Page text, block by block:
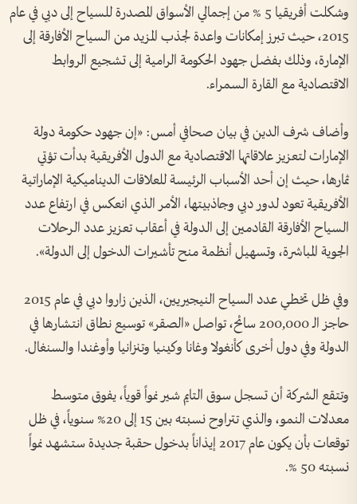
وشكلت أفريقيا 5 % من إجمالي الأسواق المصدرة للسياح إلى دبي في عام
2015، حيث تبرز إمكانات واعدة لجذب المزيد من السياح الأفارقة إلى
الإمارة، وذلك بفضل جهود الحكومة الرامية إلى تشجيع الروابط
الاقتصادية مع القارة السمراء.
وأضاف شرف الدين في بيان صحافي أمس: «إن جهود حكومة دولة
الإمارات لتعزيز علاقاتها الاقتصادية مع الدول الأفريقية بدأت تؤتي
ثمارها، حيث إن أحد الأسباب الرئيسة للعلاقات الديناميكية الإماراتية
الأفريقية تعود لدور دبي وجاذبيتها، الأمر الذي انعكس في ارتفاع عدد
السياح الأفارقة القادمين إلى الدولة في أعقاب تعزيز عدد الرحلات
الجوية المباشرة، وتسهيل أنظمة منح تأشيرات الدخول إلى الدولة».
وفي ظل تخطي عدد السياح النيجيريين، الذين زاروا دبي في عام 2015
حاجز الـ 200,000 سائح، تواصل «الصقر» توسيع نطاق انتشارها في
الدولة وفي دول أخرى كأنغولا وغانا وكينيا وتنزانيا وأوغندا والسنغال.
وتتقع الشركة أن تسجل سوق التايم شير نمواً قوياً، يفوق متوسط
معدلات النمو، والذي تتراوح نسبته بين 15 إلى 20% سنوياً، في ظل
توقعات بأن يكون عام 2017 إيذاناً بدخول حقبة جديدة ستشهد نمواً
نسبته 50 %.